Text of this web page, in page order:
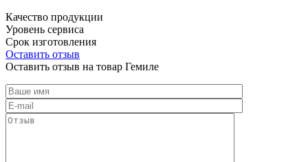
Качество продукции
Уровень сервиса
Срок изготовления
Оставить отзыв
Оставить отзыв на товар Гемиле